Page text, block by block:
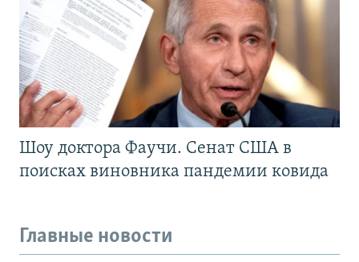
Шоу доктора Фаучи. Сенат США в
поисках виновника пандемии ковида
Главные новости